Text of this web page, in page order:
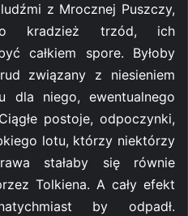
z Mrocznej Puszczy,
kradzież trzód, ich
całkiem spore. Byłoby
związany z niesieniem
dla niego, ewentualnego
postoje, odpoczynki,
lotu, którzy niektórzy
stałaby się równie
Tolkiena. A cały efekt
by odpadł.